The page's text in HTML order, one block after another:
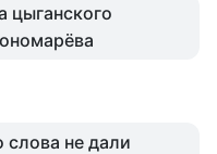
цыганского
слова не дали